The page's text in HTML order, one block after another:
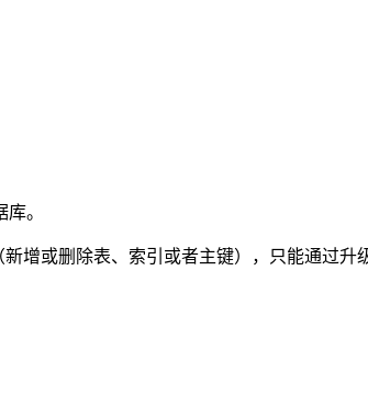
。
或删除表、索引或者主键），只能通过升